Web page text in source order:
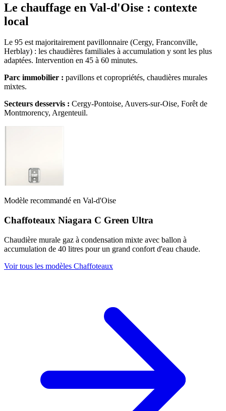
Le chauffage en Val-d'Oise : contexte
local
Le 95 est majoritairement pavillonnaire (Cergy, Franconville,
Herblay) : les chaudières familiales à accumulation y sont les plus
adaptées. Intervention en 45 à 60 minutes.
Parc immobilier : pavillons et copropriétés, chaudières murales
mixtes.
Secteurs desservis : Cergy-Pontoise, Auvers-sur-Oise, Forêt de
Montmorency, Argenteuil.
Modèle recommandé en Val-d'Oise
Chaffoteaux Niagara C Green Ultra
Chaudière murale gaz à condensation mixte avec ballon à
accumulation de 40 litres pour un grand confort d'eau chaude.
Voir tous les modèles Chaffoteaux